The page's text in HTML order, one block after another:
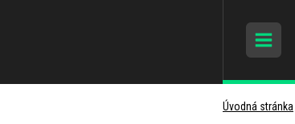
Úvodná stránka